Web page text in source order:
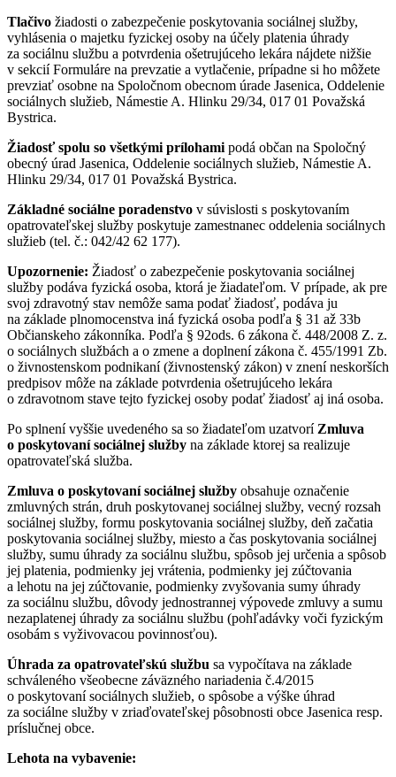
Tlačivo žiadosti o zabezpečenie poskytovania sociálnej služby,
vyhlásenia o majetku fyzickej osoby na účely platenia úhrady
za sociálnu službu a potvrdenia ošetrujúceho lekára nájdete nižšie
v sekcií Formuláre na prevzatie a vytlačenie, prípadne si ho môžete
prevziať osobne na Spoločnom obecnom úrade Jasenica, Oddelenie
sociálnych služieb, Námestie A. Hlinku 29/34, 017 01 Považská
Bystrica.
Žiadosť spolu so všetkými prílohami podá občan na Spoločný
obecný úrad Jasenica, Oddelenie sociálnych služieb, Námestie A.
Hlinku 29/34, 017 01 Považská Bystrica.
Základné sociálne poradenstvo v súvislosti s poskytovaním
opatrovateľskej služby poskytuje zamestnanec oddelenia sociálnych
služieb (tel. č.: 042/42 62 177).
Upozornenie: Žiadosť o zabezpečenie poskytovania sociálnej
služby podáva fyzická osoba, ktorá je žiadateľom. V prípade, ak pre
svoj zdravotný stav nemôže sama podať žiadosť, podáva ju
na základe plnomocenstva iná fyzická osoba podľa § 31 až 33b
Občianskeho zákonníka. Podľa § 92ods. 6 zákona č. 448/2008 Z. z.
o sociálnych službách a o zmene a doplnení zákona č. 455/1991 Zb.
o živnostenskom podnikaní (živnostenský zákon) v znení neskorších
predpisov môže na základe potvrdenia ošetrujúceho lekára
o zdravotnom stave tejto fyzickej osoby podať žiadosť aj iná osoba.
Po splnení vyššie uvedeného sa so žiadateľom uzatvorí Zmluva
o poskytovaní sociálnej služby na základe ktorej sa realizuje
opatrovateľská služba.
Zmluva o poskytovaní sociálnej služby obsahuje označenie
zmluvných strán, druh poskytovanej sociálnej služby, vecný rozsah
sociálnej služby, formu poskytovania sociálnej služby, deň začatia
poskytovania sociálnej služby, miesto a čas poskytovania sociálnej
služby, sumu úhrady za sociálnu službu, spôsob jej určenia a spôsob
jej platenia, podmienky jej vrátenia, podmienky jej zúčtovania
a lehotu na jej zúčtovanie, podmienky zvyšovania sumy úhrady
za sociálnu službu, dôvody jednostrannej výpovede zmluvy a sumu
nezaplatenej úhrady za sociálnu službu (pohľadávky voči fyzickým
osobám s vyživovacou povinnosťou).
Úhrada za opatrovateľskú službu sa vypočítava na základe
schváleného všeobecne záväzného nariadenia č.4/2015
o poskytovaní sociálnych služieb, o spôsobe a výške úhrad
za sociálne služby v zriaďovateľskej pôsobnosti obce Jasenica resp.
príslučnej obce.
Lehota na vybavenie: